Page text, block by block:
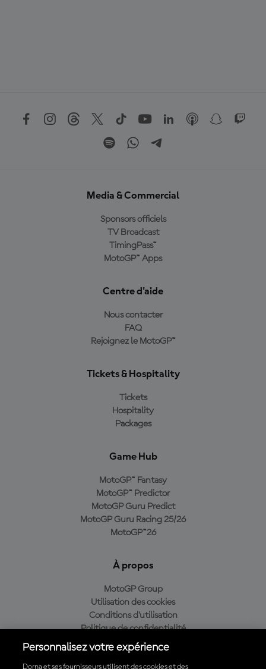
Media & Commercial
Sponsors officiels
TV Broadcast
TimingPass™
MotoGP™ Apps
Centre d'aide
Nous contacter
FAQ
Rejoignez le MotoGP™
Tickets & Hospitality
Tickets
Hospitality
Packages
Game Hub
MotoGP™ Fantasy
MotoGP™ Predictor
MotoGP Guru Predict
MotoGP Guru Racing 25/26
MotoGP™26
À propos
MotoGP Group
Utilisation des cookies
Conditions d'utilisation
Politique de confidentialité
Politique d’achat
Personnalisez votre expérience
Dorna et ses fournisseurs utilisent des cookies et des